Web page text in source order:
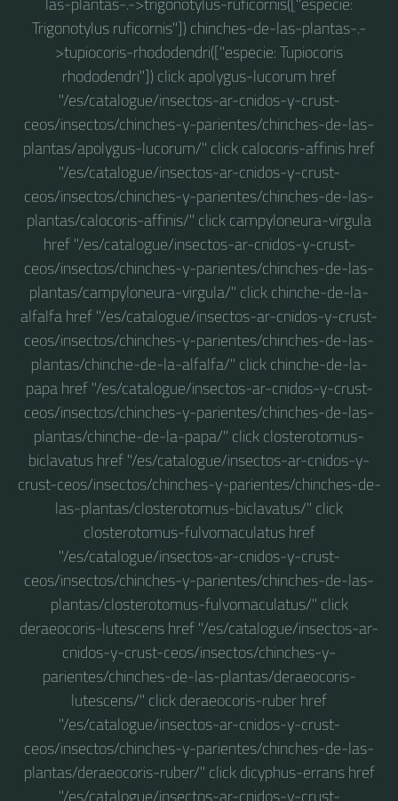
Trigonotylus ruficornis"]) chinches-de-las-plantas-.-
>tupiocoris-rhododendri(["especie: Tupiocoris
rhododendri"]) click apolygus-lucorum href
"/es/catalogue/insectos-ar-cnidos-y-crust-
ceos/insectos/chinches-y-parientes/chinches-de-las-
plantas/apolygus-lucorum/" click calocoris-affinis href
"/es/catalogue/insectos-ar-cnidos-y-crust-
ceos/insectos/chinches-y-parientes/chinches-de-las-
plantas/calocoris-affinis/" click campyloneura-virgula
href "/es/catalogue/insectos-ar-cnidos-y-crust-
ceos/insectos/chinches-y-parientes/chinches-de-las-
plantas/campyloneura-virgula/" click chinche-de-la-
alfalfa href "/es/catalogue/insectos-ar-cnidos-y-crust-
ceos/insectos/chinches-y-parientes/chinches-de-las-
plantas/chinche-de-la-alfalfa/" click chinche-de-la-
papa href "/es/catalogue/insectos-ar-cnidos-y-crust-
ceos/insectos/chinches-y-parientes/chinches-de-las-
plantas/chinche-de-la-papa/" click closterotomus-
biclavatus href "/es/catalogue/insectos-ar-cnidos-y-
crust-ceos/insectos/chinches-y-parientes/chinches-de-
las-plantas/closterotomus-biclavatus/" click
closterotomus-fulvomaculatus href
"/es/catalogue/insectos-ar-cnidos-y-crust-
ceos/insectos/chinches-y-parientes/chinches-de-las-
plantas/closterotomus-fulvomaculatus/" click
deraeocoris-lutescens href "/es/catalogue/insectos-ar-
cnidos-y-crust-ceos/insectos/chinches-y-
parientes/chinches-de-las-plantas/deraeocoris-
lutescens/" click deraeocoris-ruber href
"/es/catalogue/insectos-ar-cnidos-y-crust-
ceos/insectos/chinches-y-parientes/chinches-de-las-
plantas/deraeocoris-ruber/" click dicyphus-errans href
"/es/catalogue/insectos-ar-cnidos-y-crust-